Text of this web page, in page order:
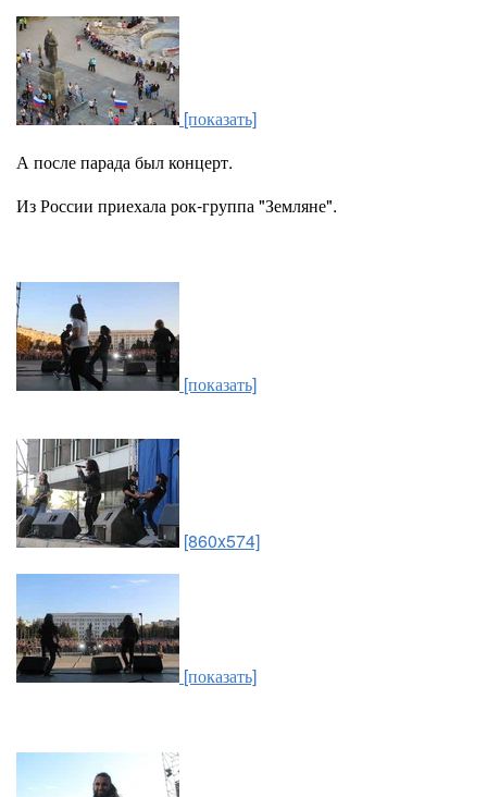
[показать]
А после парада был концерт.
Из России приехала рок-группа "Земляне".
[показать]
[860x574]
[показать]